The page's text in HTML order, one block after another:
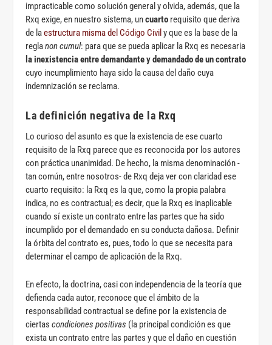
impracticable como solución general y olvida, además, que la
Rxq exige, en nuestro sistema, uncuarto requisito que deriva
de laestructura misma del Código Civil y que es la base de la
reglanon cumul: para que se pueda aplicar la Rxq es necesaria
la inexistencia entre demandante y demandado de un contrato
cuyo incumplimiento haya sido la causa del daño cuya
indemnización se reclama.
La definición negativa de la Rxq
Lo curioso del asunto es que la existencia de ese cuarto
requisito de la Rxq parece que es reconocida por los autores
con práctica unanimidad. De hecho, la misma denominación -
tan común, entre nosotros- de Rxq deja ver con claridad ese
cuarto requisito: la Rxq es la que, como la propia palabra
indica, no es contractual; es decir, que la Rxq es inaplicable
cuando sí existe un contrato entre las partes que ha sido
incumplido por el demandado en su conducta dañosa. Definir
la órbita del contrato es, pues, todo lo que se necesita para
determinar el campo de aplicación de la Rxq.
En efecto, la doctrina, casi con independencia de la teoría que
defienda cada autor, reconoce que el ámbito de la
responsabilidad contractual se define por la existencia de
ciertascondiciones positivas (la principal condición es que
exista un contrato entre las partes y que el daño en cuestión